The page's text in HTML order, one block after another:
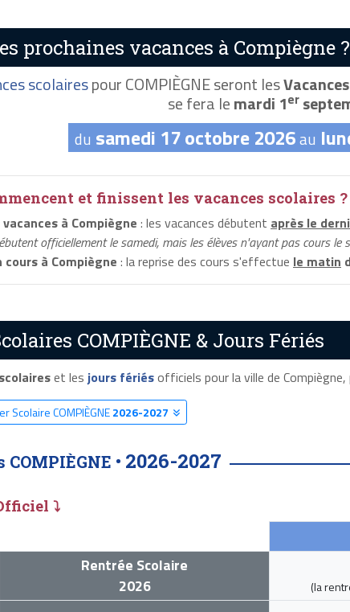
prochaines vacances à Compiègne ?
scolairespour COMPIÈGNE seront les
se fera lemardi 1er
du samedi 17 octobre 2026au
et finissent les vacances scolaires ?
à Compiègne : les vacances débutent après le
officiellement le samedi, mais les élèves n'ayant pas cours
cours à Compiègne : la reprise des cours s'effectue le matin
COMPIÈGNE & Jours Fériés
et les jours fériésofficiels pour la ville de Compiègne,
Scolaire COMPIÈGNE2026-2027
• 2026-2027
⤵
Rentrée Scolaire
2026
(la